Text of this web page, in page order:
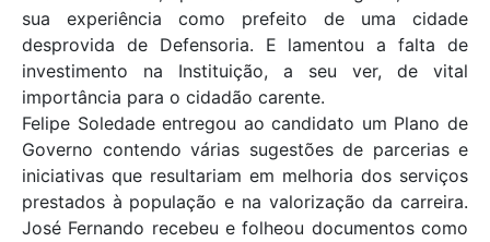
sua experiência como prefeito de uma cidade
desprovida de Defensoria. E lamentou a falta de
investimento na Instituição, a seu ver, de vital
importância para o cidadão carente.
Felipe Soledade entregou ao candidato um Plano de
Governo contendo várias sugestões de parcerias e
iniciativas que resultariam em melhoria dos serviços
prestados à população e na valorização da carreira.
José Fernando recebeu e folheou documentos como